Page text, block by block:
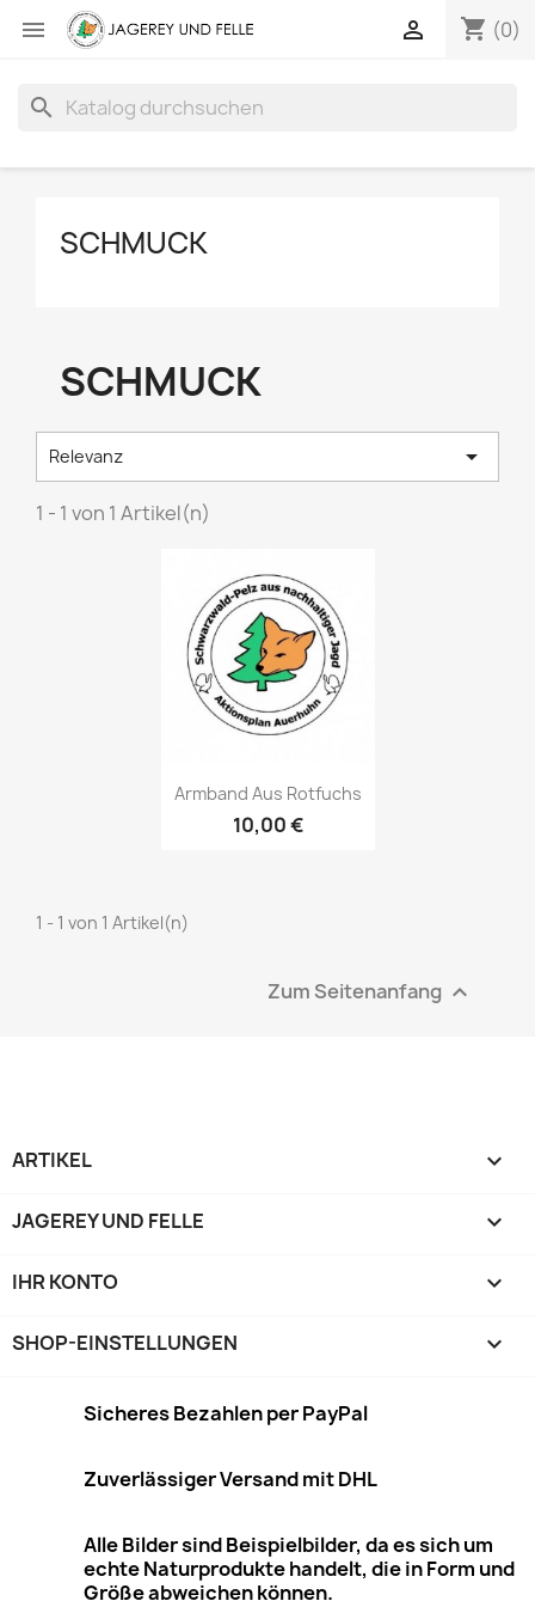
 shopping_cart (0)

search
SCHMUCK
SCHMUCK
Relevanz 
1 - 1 von 1 Artikel(n)
Vorschau
Armband Aus Rotfuchs
10,00 €
1 - 1 von 1 Artikel(n)
Zum Seitenanfang 
ARTIKEL 
JAGEREY UND FELLE 
IHR KONTO 
SHOP-EINSTELLUNGEN keyboard_arrow_down
Sicheres Bezahlen per PayPal
Zuverlässiger Versand mit DHL
Alle Bilder sind Beispielbilder, da es sich um
echte Naturprodukte handelt, die in Form und
Größe abweichen können.